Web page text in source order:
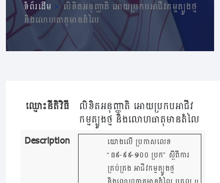
ទំព័រដើម>លិខិតអនុញ្ញាតិ អោយប្រកបអាជីវកម្មត្បូងថ្ម
និងលោហធាតុមានតំលៃ
ឈ្មោះនីតិវិធី
លិខិតអនុញ្ញាតិ អោយប្រកបអាជីវ
កម្មត្បូងថ្ម និងលោហធាតុមានតំលៃ
Description
យោងលើ ប្រកាសលេខ
“ធ៩-៩៩-១០០ ប្រក” ស្តីពីការ
គ្រប់គ្រង អាជីវកម្មត្បូងថ្ម